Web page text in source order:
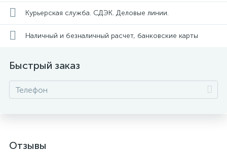
Курьерская служба. СДЭК. Деловые линии.
Наличный и безналичный расчет, банковские карты
Быстрый заказ
Отзывы